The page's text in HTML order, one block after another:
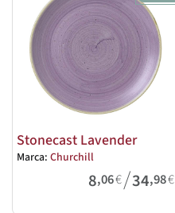
Stonecast Lavender
Marca: Churchill
8,06€/34,98€